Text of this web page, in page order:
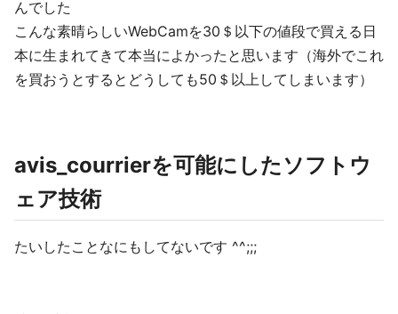
んでした
こんな素晴らしいWebCamを30＄以下の値段で買える日
本に生まれてきて本当によかったと思います（海外でこれ
を買おうとするとどうしても50＄以上してしまいます）
avis_courrierを可能にしたソフトウ
ェア技術
たいしたことなにもしてないです ^^;;;